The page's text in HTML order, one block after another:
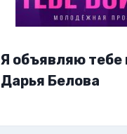
Я объявляю тебе
Дарья Белова